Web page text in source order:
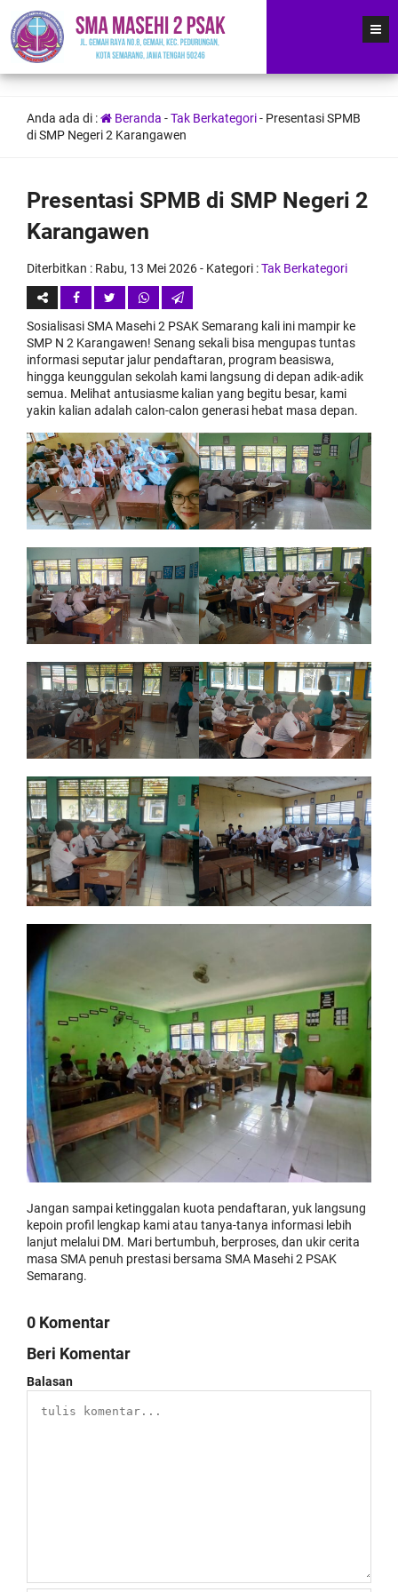
Anda ada di : Beranda -Tak Berkategori- Presentasi SPMB
di SMP Negeri 2 Karangawen
Presentasi SPMB di SMP Negeri 2
Karangawen
Diterbitkan : Rabu, 13 Mei 2026- Kategori :Tak Berkategori
Sosialisasi SMA Masehi 2 PSAK Semarang kali ini mampir ke
SMP N 2 Karangawen! Senang sekali bisa mengupas tuntas
informasi seputar jalur pendaftaran, program beasiswa,
hingga keunggulan sekolah kami langsung di depan adik-adik
semua. Melihat antusiasme kalian yang begitu besar, kami
yakin kalian adalah calon-calon generasi hebat masa depan.
Jangan sampai ketinggalan kuota pendaftaran, yuk langsung
kepoin profil lengkap kami atau tanya-tanya informasi lebih
lanjut melalui DM. Mari bertumbuh, berproses, dan ukir cerita
masa SMA penuh prestasi bersama SMA Masehi 2 PSAK
Semarang.
0 Komentar
Beri Komentar
Balasan